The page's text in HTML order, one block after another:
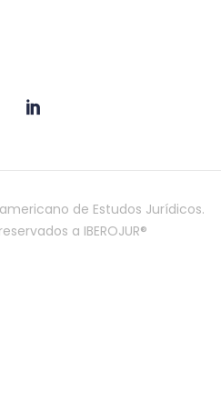
de Estudos Jurídicos.
a IBEROJUR®